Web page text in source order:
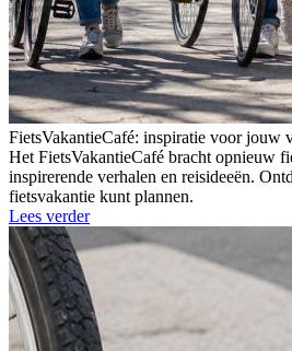
FietsVakantieCafé: inspiratie voor jouw
Het FietsVakantieCafé bracht opnieuw
inspirerende verhalen en reisideeën.
fietsvakantie kunt plannen.
Lees verder